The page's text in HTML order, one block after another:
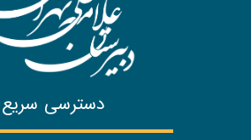
دسترسی سریع